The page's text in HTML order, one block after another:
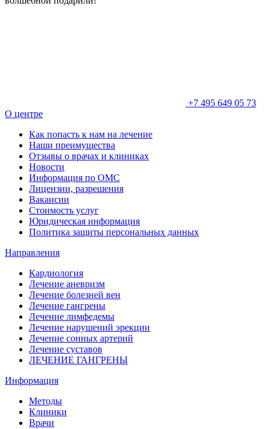
+7 495 649 05 73
О центре
Как попасть к нам на лечение
Наши преимущества
Отзывы о врачах и клиниках
Новости
Информация по ОМС
Лицензии, разрешения
Вакансии
Стоимость услуг
Юридическая информация
Политика защиты персональных данных
Направления
Кардиология
Лечение аневризм
Лечение болезней вен
Лечение гангрены
Лечение лимфедемы
Лечение нарушений эрекции
Лечение сонных артерий
Лечение суставов
ЛЕЧЕНИЕ ГАНГРЕНЫ
Информация
Методы
Клиники
Врачи